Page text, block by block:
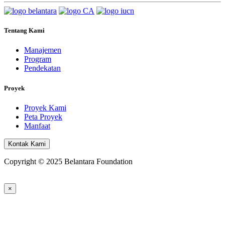
Tentang Kami
Manajemen
Program
Pendekatan
Proyek
Proyek Kami
Peta Proyek
Manfaat
Kontak Kami
Copyright © 2025 Belantara Foundation
×